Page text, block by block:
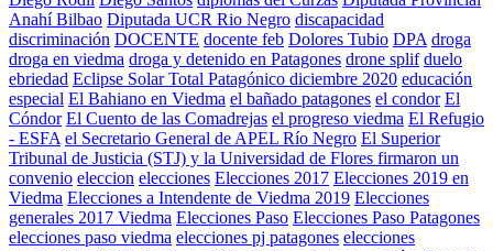
Anahí Bilbao Diputada UCR Rio Negro discapacidad
discriminación DOCENTE docente feb Dolores Tubio DPA droga
droga en viedma droga y detenido en Patagones drone splif duelo
ebriedad Eclipse Solar Total Patagónico diciembre 2020 educación
especial El Bahiano en Viedma el bañado patagones el condor El
Cóndor El Cuento de las Comadrejas el progreso viedma El Refugio
- ESFA el Secretario General de APEL Río Negro El Superior
Tribunal de Justicia (STJ) y la Universidad de Flores firmaron un
convenio eleccion elecciones Elecciones 2017 Elecciones 2019 en
Viedma Elecciones a Intendente de Viedma 2019 Elecciones
generales 2017 Viedma Elecciones Paso Elecciones Paso Patagones
elecciones paso viedma elecciones pj patagones elecciones